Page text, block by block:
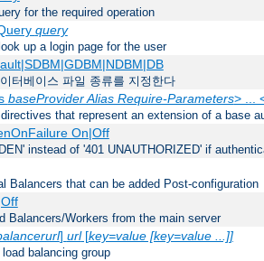
for the required operation
query
up a login page for the user
터베이스 파일 종류를 지정한다
baseProvider Alias Require-Parameters> ...
that represent an extension of a base
On|Off
instead of '401 UNAUTHORIZED' if
Balancers that can be added Post-configuration
Balancers/Workers from the main server
] url[key=value [key=value ...]]
balancing group